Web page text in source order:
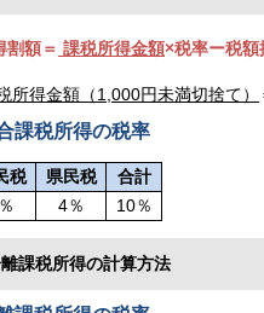
割額＝ 課税所得金額×税率ー税額
所得金額（1,000円未満切捨て）
税所得の税率
税 県民税
合計
4％ 10％
課税所得の計算方法